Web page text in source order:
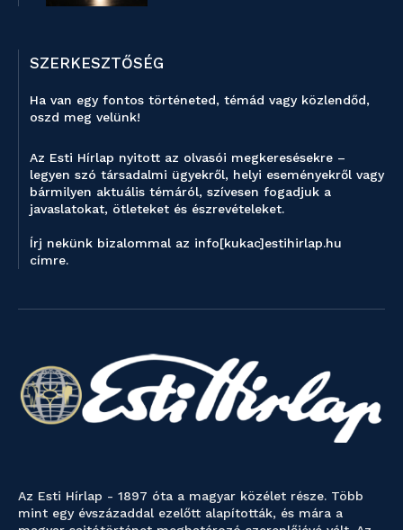
SZERKESZTŐSÉG
Ha van egy fontos történeted, témád vagy közlendőd,
oszd meg velünk!
Az Esti Hírlap nyitott az olvasói megkeresésekre –
legyen szó társadalmi ügyekről, helyi eseményekről vagy
bármilyen aktuális témáról, szívesen fogadjuk a
javaslatokat, ötleteket és észrevételeket.
Írj nekünk bizalommal az info[kukac]estihirlap.hu
címre.
Az Esti Hírlap - 1897 óta a magyar közélet része. Több
mint egy évszázaddal ezelőtt alapították, és mára a